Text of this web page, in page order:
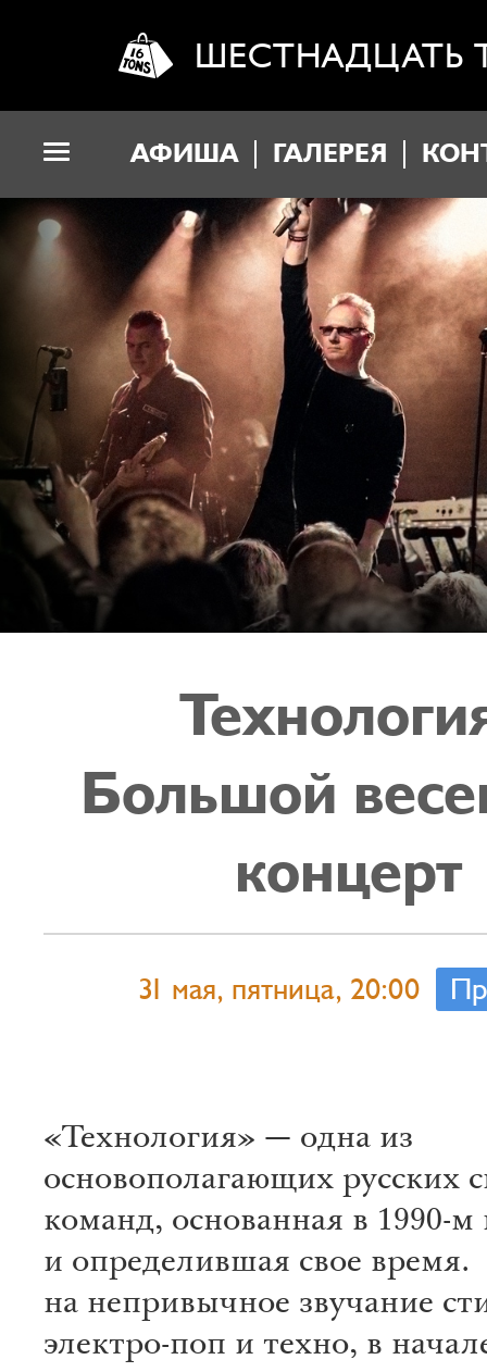
ШЕСТНАДЦАТЬ
АФИША ГАЛЕРЕЯ
Большой
концерт
31 мая, пятница, 20:00
«Технология» — одна из
основополагающих русских
команд, основанная в 1990-м
и определившая свое
на непривычное звучание
электро-поп и техно, в